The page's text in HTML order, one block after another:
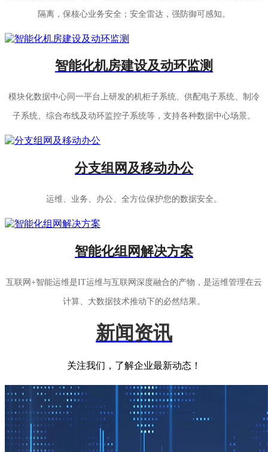
隔离，保核心业务安全；安全雷达，强防御可感知。
智能化机房建设及动环监测
模块化数据中心同一平台上研发的机柜子系统、供配电子系统、制冷
子系统、综合布线及动环监控子系统等，支持各种数据中心场景。
分支组网及移动办公
运维、业务、办公、全方位保护您的数据安全。
智能化组网解决方案
互联网+智能运维是IT运维与互联网深度融合的产物，是运维管理在云
计算、大数据技术推动下的必然结果。
新闻资讯
关注我们，了解企业最新动态！